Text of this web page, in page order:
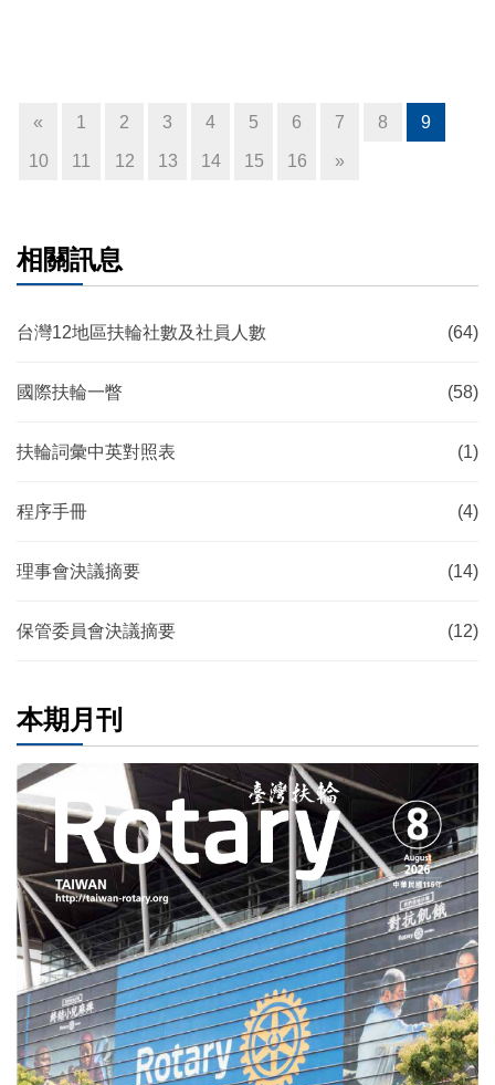
« 1 2 3 4 5 6 7 8 9
10 11 12 13 14 15 16 »
相關訊息
台灣12地區扶輪社數及社員人數 (64)
國際扶輪一瞥 (58)
扶輪詞彙中英對照表 (1)
程序手冊 (4)
理事會決議摘要 (14)
保管委員會決議摘要 (12)
本期月刊